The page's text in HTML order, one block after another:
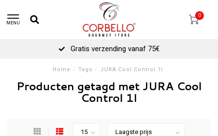
MENU
0
Gratis verzending vanaf 75€
Home / Tags / JURA Cool Control 1l
Producten getagd met JURA Cool
Control 1l